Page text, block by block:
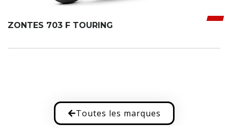
ZONTES 703 F TOURING
Toutes les marques